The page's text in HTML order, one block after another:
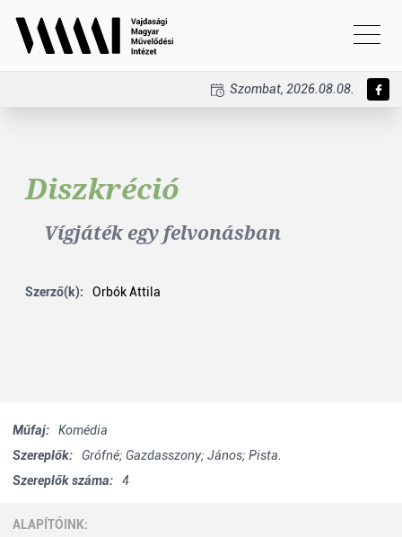
Szombat, 2026.08.08.
Diszkréció
Vígjáték egy felvonásban
Szerző(k): Orbók Attila
Műfaj:
Komédia
Szereplők:
Grófné; Gazdasszony; János; Pista.
Szereplők száma:
4
ALAPÍTÓINK: